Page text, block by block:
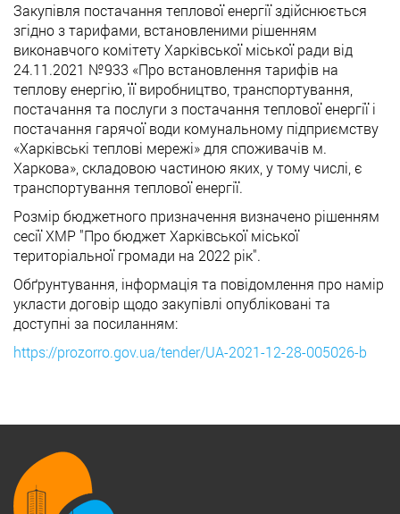
Закупівля постачання теплової енергії здійснюється
згідно з тарифами, встановленими рішенням
виконавчого комітету Харківської міської ради від
24.11.2021 №933 «Про встановлення тарифів на
теплову енергію, її виробництво, транспортування,
постачання та послуги з постачання теплової енергії і
постачання гарячої води комунальному підприємству
«Харківські теплові мережі» для споживачів м.
Харкова», складовою частиною яких, у тому числі, є
транспортування теплової енергії.
Розмір бюджетного призначення визначено рішенням
сесії ХМР "Про бюджет Харківської міської
територіальної громади на 2022 рік".
Обґрунтування, інформація та повідомлення про намір
укласти договір щодо закупівлі опубліковані та
доступні за посиланням:
https://prozorro.gov.ua/tender/UA-2021-12-28-005026-b